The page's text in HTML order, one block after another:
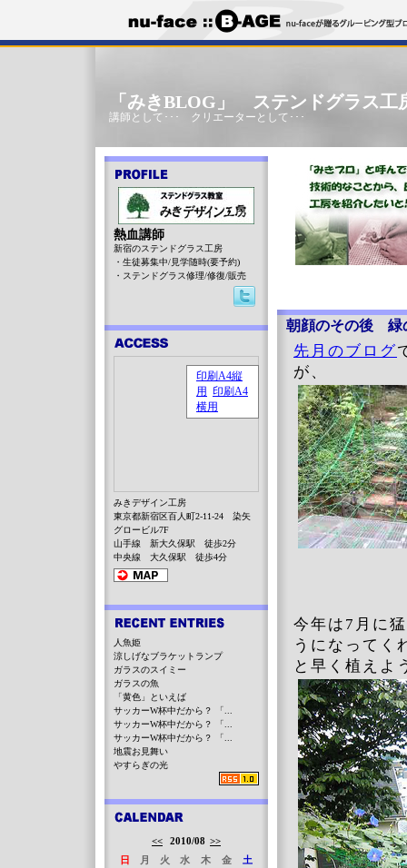
「みきBLOG」 ステンドグラス工
講師として･･･ クリエーターとして･･･
朝顔のその後 緑
先月のブログ
が、
今年は7月に
うになって
と早く植えよ
熱血講師
新宿のステンドグラス工房
・生徒募集中/見学随時(要予約)
・ステンドグラス修理/修復/販売
みきデザイン工房
東京都新宿区百人町2-11-24 染矢
グロービル7F
山手線 新大久保駅 徒歩2分
中央線 大久保駅 徒歩4分
人魚姫
涼しげなブラケットランプ
ガラスのスイミー
ガラスの魚
「黄色」といえば
サッカーW杯中だから？ 「...
サッカーW杯中だから？ 「...
サッカーW杯中だから？ 「...
地震お見舞い
やすらぎの光
<< 2010/08 >>
日
月 火 水 木 金
土